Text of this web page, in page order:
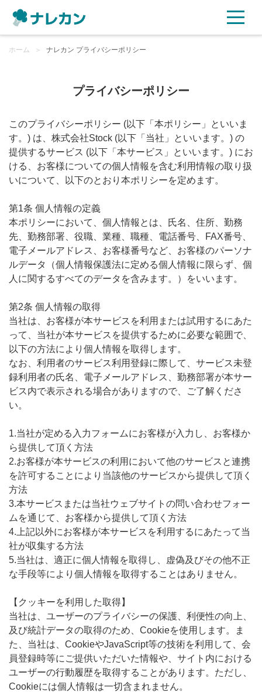
ご利用プラン
セキュリティ
充実サポート
よくある質問
資料ダウンロード
無料トライアル
ログイン
ホーム ＞ ナレカン プライバシーポリシー
プライバシーポリシー
このプライバシーポリシー (以下「本ポリシー」といいま
す。) は、株式会社Stock (以下「当社」といいます。) の
提供するサービス (以下「本サービス」といいます。) にお
ける、お客様についての個人情報を含む利用情報の取り扱
いについて、以下のとおり本ポリシーを定めます。
第1条 個人情報の定義
本ポリシーにおいて、個人情報とは、氏名、住所、勤務
先、勤務部署、役職、業種、職種、電話番号、FAX番号、
電子メールアドレス、お客様番号など、お客様のパーソナ
ルデータ（個人情報保護法に定める個人情報に限らず、個
人に関するすべてのデータを含みます。）をいいます。
第2条 個人情報の取得
当社は、お客様が本サービスを利用または試用するにあた
って、当社が本サービスを提供するために必要な範囲で、
以下の方法により個人情報を取得します。
なお、利用者のサービス利用登録に際して、サービス未登
録利用者の氏名、電子メールアドレス、勤務部署が本サー
ビス内で表示される場合がありますので、ご了解くださ
い。
1.当社が定める入力フォームにお客様が入力し、お客様か
ら提供して頂く方法
2.お客様が本サービスの利用において他のサービスと連携
を許可することにより当該他のサービスから提供して頂く
方法
3.本サービスまたは当社ウェブサイトの問い合わせフォー
ムを通じて、お客様から提供して頂く方法
4.上記以外にお客様が本サービスを利用するにあたって当
社が収集する方法
5.当社は、適正に個人情報を取得し、虚偽及びその他不正
な手段等により個人情報を取得することはありません。
【クッキーを利用した取得】
当社は、ユーザーのプライバシーの保護、利便性の向上、
及び統計データの取得のため、Cookieを使用します。ま
た、当社は、CookieやJavaScript等の技術を利用して、会
員登録時等にご提供いただいた情報や、サイト内における
ユーザーの行動履歴を取得することがあります。ただし、
Cookieには個人情報は一切含まれません。